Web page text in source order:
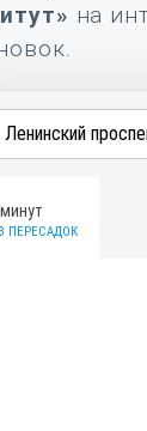
на
ПЕРЕСАДОК